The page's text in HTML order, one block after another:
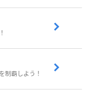
制覇しよう！